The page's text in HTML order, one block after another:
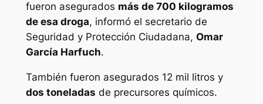
fueron asegurados más de 700 kilogramos
de esa droga, informó el secretario de
Seguridad y Protección Ciudadana, Omar
García Harfuch.
También fueron asegurados 12 mil litros y
dos toneladas de precursores químicos.